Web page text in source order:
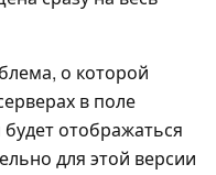
о которой
в поле
отображаться
для этой версии